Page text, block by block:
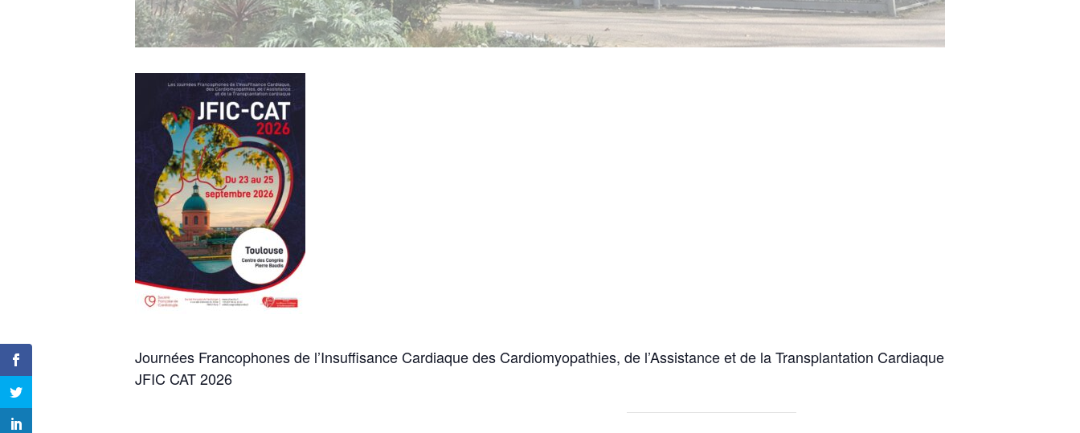
Journées Francophones de l’Insuffisance Cardiaque des Cardiomyopathies, de l’Assistance et de la Transplantation Cardiaque
JFIC CAT 2026